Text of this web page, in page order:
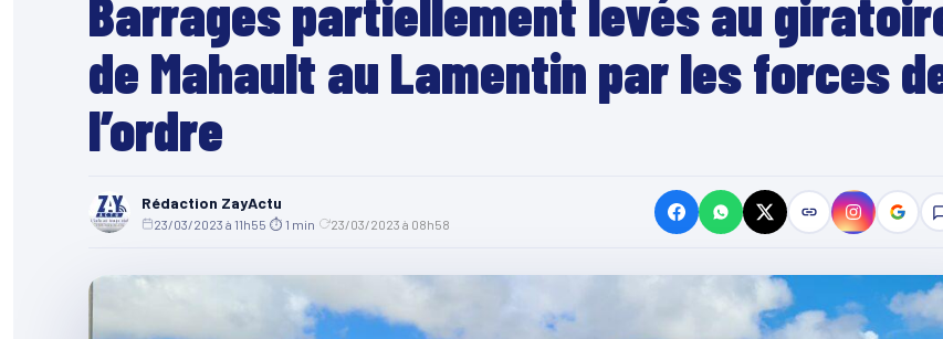
Barrages partiellement levés au
de Mahault au Lamentin par les forces
l’ordre
Rédaction ZayActu
23/03/2023 à 11h55 ⏱ 1 min 23/03/2023 à 08h58